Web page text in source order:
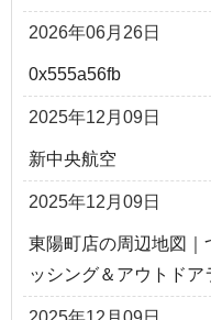
2026年06月26日
0x555a56fb
2025年12月09日
新中央航空
2025年12月09日
東陽町店の周辺地図｜
ッシング＆アウトドア